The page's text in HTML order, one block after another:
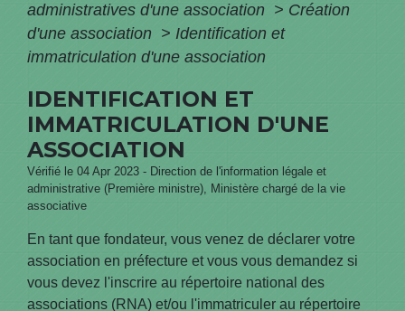
administratives d'une association > Création
d'une association > Identification et
immatriculation d'une association
IDENTIFICATION ET
IMMATRICULATION D'UNE
ASSOCIATION
Vérifié le 04 Apr 2023 - Direction de l'information légale et
administrative (Première ministre), Ministère chargé de la vie
associative
En tant que fondateur, vous venez de déclarer votre
association en préfecture et vous vous demandez si
vous devez l'inscrire au répertoire national des
associations (RNA) et/ou l'immatriculer au répertoire